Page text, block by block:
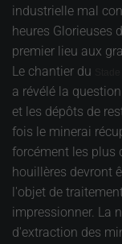
industrielle mal
heures Glorieuses
premier lieu aux
Le chantier du
a révélé la
et les dépôts de
fois le minerai
forcément les plus
houillères devront
l'objet de
impressionner. La
d'extraction des